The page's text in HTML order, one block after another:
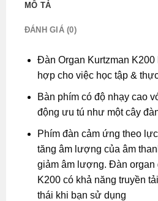
MÔ TẢ
ĐÁNH GIÁ (0)
Đàn Organ Kurtzman
hợp cho việc học tập &
Bàn phím có độ nhạy cao
động ưu tú như một cây
Phím đàn cảm ứng theo
tăng âm lượng của âm
giảm âm lượng. Đàn organ
K200 có khả năng truyền
thái khi bạn sử dụng